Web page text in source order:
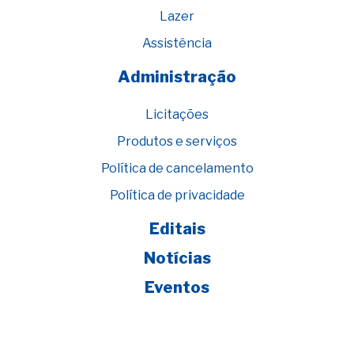
Lazer
Assistência
Administração
Licitações
Produtos e serviços
Política de cancelamento
Política de privacidade
Editais
Notícias
Eventos